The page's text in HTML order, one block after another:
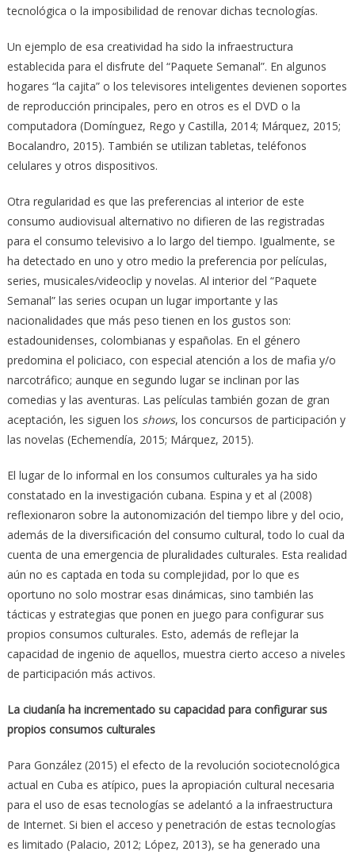
tecnológica o la imposibilidad de renovar dichas tecnologías.
Un ejemplo de esa creatividad ha sido la infraestructura
establecida para el disfrute del “Paquete Semanal”. En algunos
hogares “la cajita” o los televisores inteligentes devienen soportes
de reproducción principales, pero en otros es el DVD o la
computadora (Domínguez, Rego y Castilla, 2014; Márquez, 2015;
Bocalandro, 2015). También se utilizan tabletas, teléfonos
celulares y otros dispositivos.
Otra regularidad es que las preferencias al interior de este
consumo audiovisual alternativo no difieren de las registradas
para el consumo televisivo a lo largo del tiempo. Igualmente, se
ha detectado en uno y otro medio la preferencia por películas,
series, musicales/videoclip y novelas. Al interior del “Paquete
Semanal” las series ocupan un lugar importante y las
nacionalidades que más peso tienen en los gustos son:
estadounidenses, colombianas y españolas. En el género
predomina el policiaco, con especial atención a los de mafia y/o
narcotráfico; aunque en segundo lugar se inclinan por las
comedias y las aventuras. Las películas también gozan de gran
aceptación, les siguen los shows, los concursos de participación y
las novelas (Echemendía, 2015; Márquez, 2015).
El lugar de lo informal en los consumos culturales ya ha sido
constatado en la investigación cubana. Espina y et al (2008)
reflexionaron sobre la autonomización del tiempo libre y del ocio,
además de la diversificación del consumo cultural, todo lo cual da
cuenta de una emergencia de pluralidades culturales. Esta realidad
aún no es captada en toda su complejidad, por lo que es
oportuno no solo mostrar esas dinámicas, sino también las
tácticas y estrategias que ponen en juego para configurar sus
propios consumos culturales. Esto, además de reflejar la
capacidad de ingenio de aquellos, muestra cierto acceso a niveles
de participación más activos.
La ciudanía ha incrementado su capacidad para configurar sus
propios consumos culturales
Para González (2015) el efecto de la revolución sociotecnológica
actual en Cuba es atípico, pues la apropiación cultural necesaria
para el uso de esas tecnologías se adelantó a la infraestructura
de Internet. Si bien el acceso y penetración de estas tecnologías
es limitado (Palacio, 2012; López, 2013), se ha generado una